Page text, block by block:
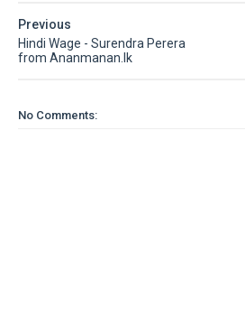
Previous
Hindi Wage - Surendra Perera
from Ananmanan.lk
No Comments: